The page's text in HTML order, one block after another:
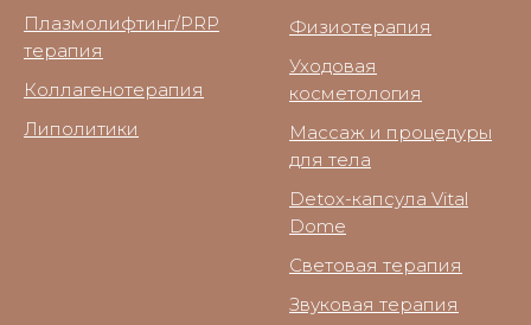
Плазмолифтинг/PRP
терапия
Коллагенотерапия
Липолитики
Физиотерапия
Уходовая
косметология
Массаж и процедуры
для тела
Detox-капсула Vital
Dome
Световая терапия
Звуковая терапия